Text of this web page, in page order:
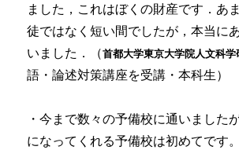
ました，これはぼくの財産です．あ
徒ではなく短い間でしたが，本当に
いました．（首都大学東京大学院人文科
語・論述対策講座を受講・本科生）
・今まで数々の予備校に通いました
になってくれる予備校は初めてです